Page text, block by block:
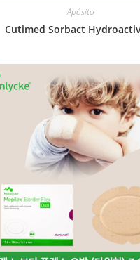
Apósito
Cutimed Sorbact